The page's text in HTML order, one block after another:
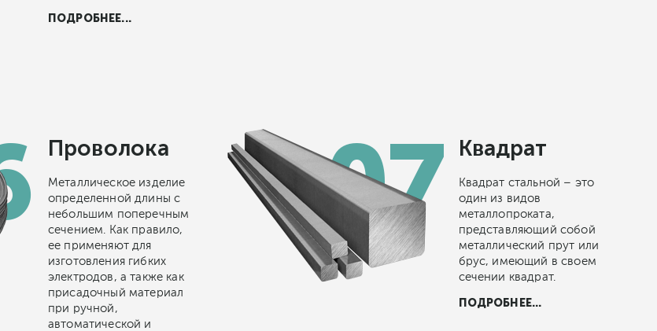
ПОДРОБНЕЕ...
Проволока
Металлическое изделие
определенной длины с
небольшим поперечным
сечением. Как правило,
ее применяют для
изготовления гибких
электродов, а также как
присадочный материал
при ручной,
автоматической и
Квадрат
Квадрат стальной – это
один из видов
металлопроката,
представляющий собой
металлический прут или
брус, имеющий в своем
сечении квадрат.
ПОДРОБНЕЕ...